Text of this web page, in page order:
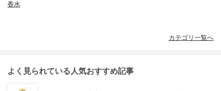
香水
カテゴリ一覧へ
よく見られている人気おすすめ記事